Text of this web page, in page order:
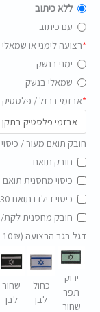
ללא כיתוב
עם כיתוב
*רצועה לימני או
ימני בנשק
שמאלי בנשק
*אבזמי ברזל / פלסטיק
חובק תואם מעור /
חובק תואם
כיסוי מחסנית תואם 30 ש"ח
כיסוי דילדו תואם 30 ש"ח
חובק מחסנית לקת/
דגל בגב הרצועה (10₪-15₪)
ירוק
תפר
שחור
כחול
לבן
שחור
לבן